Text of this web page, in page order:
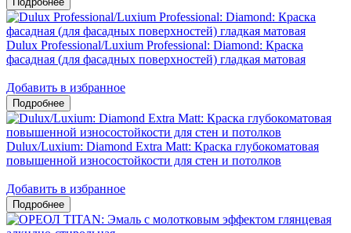
Dulux Professional/Luxium Professional: Diamond: Краска
фасадная (для фасадных поверхностей) гладкая матовая
Добавить в избранное
Dulux/Luxium: Diamond Extra Matt: Краска глубокоматовая
повышенной износостойкости для стен и потолков
Добавить в избранное